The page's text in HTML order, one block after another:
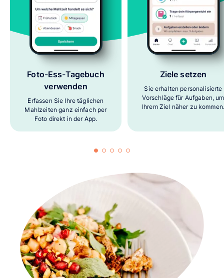
Foto-Ess-Tagebuch
verwenden
Erfassen Sie Ihre täglichen
Mahlzeiten ganz einfach per
Foto direkt in der App.
Ziele setzen
Sie erhalten personalisierte
Vorschläge für Aufgaben, um
Ihrem Ziel näher zu